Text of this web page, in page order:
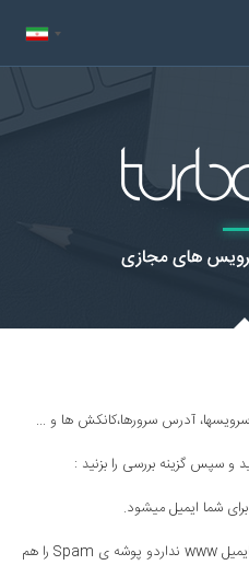
آدرس سرورها،کانکش ها و ...
و سپس گزینه بررسی را بزنید :
شما ایمیل میشود.
آدرس ایمیل خود را وارد نمایید: ( آدرس ایمیل www نداردو پوشه ی Spam را هم